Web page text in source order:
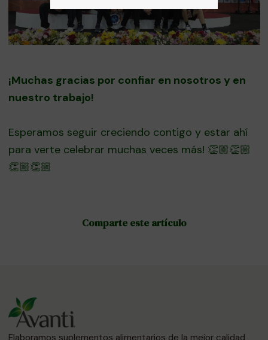
¡Muchas gracias por confiar en nosotros y en
nuestro trabajo!
Esperamos seguir creciendo contigo y estar ahí
para verte celebrar muchas veces más! 👏🏼👏🏼
👏🏼👏🏼
Comparte este artículo